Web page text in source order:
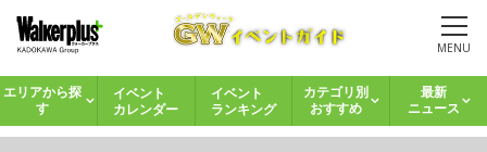
MENU
エリアから探
す
イベント
カレンダー
イベント
ランキング
カテゴリ別
おすすめ
最新
ニュース